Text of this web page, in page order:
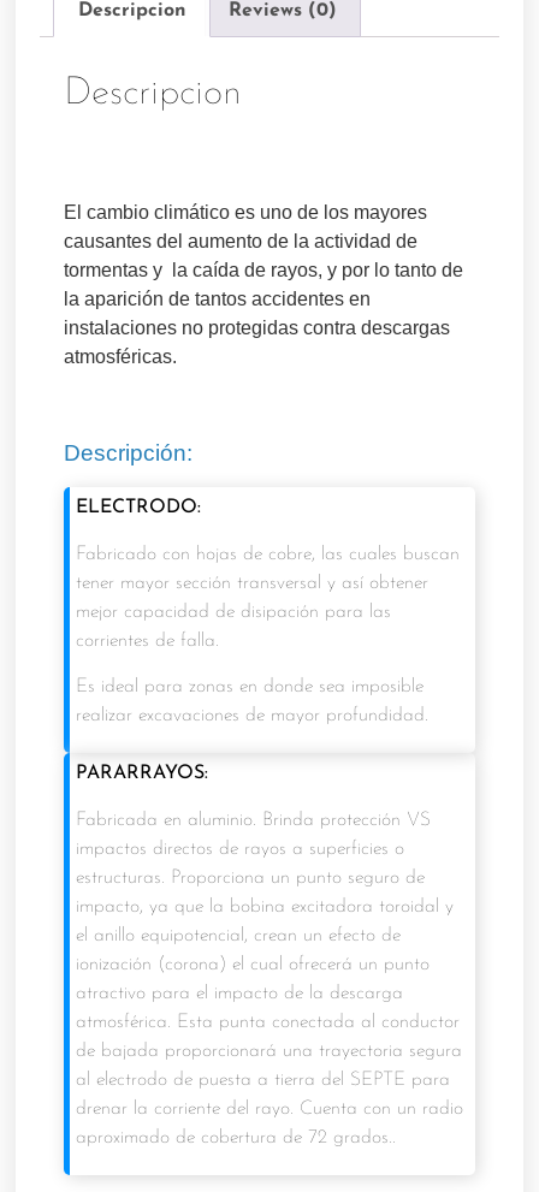
Descripcion Reviews (0)
Descripcion
El cambio climático es uno de los mayores
causantes del aumento de la actividad de
tormentas y la caída de rayos, y por lo tanto de
la aparición de tantos accidentes en
instalaciones no protegidas contra descargas
atmosféricas.
Descripción:
ELECTRODO:
Fabricado con hojas de cobre, las cuales buscan
tener mayor sección transversal y así obtener
mejor capacidad de disipación para las
corrientes de falla.
Es ideal para zonas en donde sea imposible
realizar excavaciones de mayor profundidad.
PARARRAYOS:
Fabricada en aluminio. Brinda protección VS
impactos directos de rayos a superficies o
estructuras. Proporciona un punto seguro de
impacto, ya que la bobina excitadora toroidal y
el anillo equipotencial, crean un efecto de
ionización (corona) el cual ofrecerá un punto
atractivo para el impacto de la descarga
atmosférica. Esta punta conectada al conductor
de bajada proporcionará una trayectoria segura
al electrodo de puesta a tierra del SEPTE para
drenar la corriente del rayo. Cuenta con un radio
aproximado de cobertura de 72 grados..